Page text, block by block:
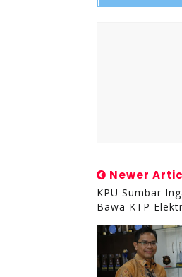
Newer
KPU Sumbar
Bawa KTP